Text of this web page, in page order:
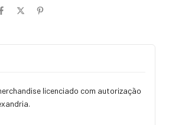
licenciado com autorização